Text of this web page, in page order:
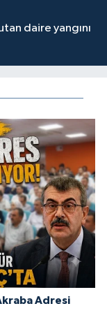
daire yangını
Adresi